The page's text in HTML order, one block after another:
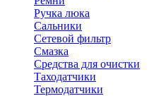
Ручка люка
Сальники
Сетевой фильтр
Смазка
Средства для очистки
Таходатчики
Термодатчики